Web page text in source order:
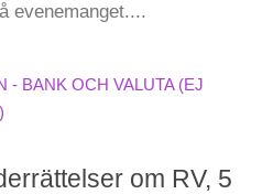
evenemanget....
- BANK OCH VALUTA (EJ
om RV, 5